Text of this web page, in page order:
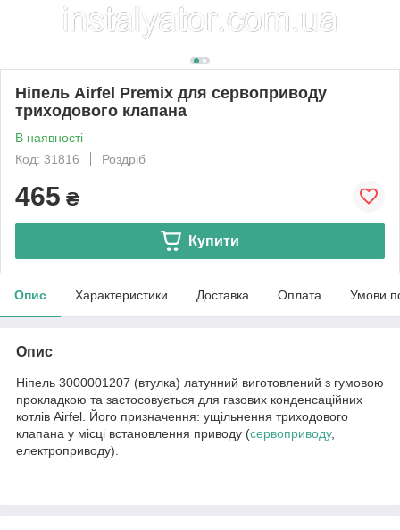
Ніпель Airfel Premix для сервоприводу
триходового клапана
В наявності
Код: 31816
Роздріб
465 ₴
Купити
Опис Характеристики Доставка Оплата Умови
Опис
Ніпель 3000001207 (втулка) латунний виготовлений з гумовою
прокладкою та застосовується для газових конденсаційних
котлів Airfel. Його призначення: ущільнення триходового
клапана у місці встановлення приводу (сервоприводу,
електроприводу).